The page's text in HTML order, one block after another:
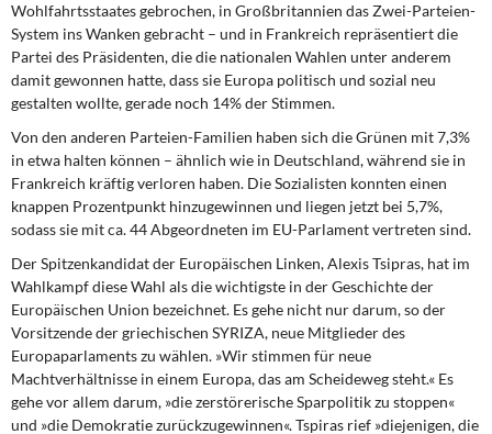
Wohlfahrtsstaates gebrochen, in Großbritannien das Zwei-Parteien-
System ins Wanken gebracht – und in Frankreich repräsentiert die
Partei des Präsidenten, die die nationalen Wahlen unter anderem
damit gewonnen hatte, dass sie Europa politisch und sozial neu
gestalten wollte, gerade noch 14% der Stimmen.
Von den anderen Parteien-Familien haben sich die Grünen mit 7,3%
in etwa halten können – ähnlich wie in Deutschland, während sie in
Frankreich kräftig verloren haben. Die Sozialisten konnten einen
knappen Prozentpunkt hinzugewinnen und liegen jetzt bei 5,7%,
sodass sie mit ca. 44 Abgeordneten im EU-Parlament vertreten sind.
Der Spitzenkandidat der Europäischen Linken, Alexis Tsipras, hat im
Wahlkampf diese Wahl als die wichtigste in der Geschichte der
Europäischen Union bezeichnet. Es gehe nicht nur darum, so der
Vorsitzende der griechischen SYRIZA, neue Mitglieder des
Europaparlaments zu wählen. »Wir stimmen für neue
Machtverhältnisse in einem Europa, das am Scheideweg steht.« Es
gehe vor allem darum, »die zerstörerische Sparpolitik zu stoppen«
und »die Demokratie zurückzugewinnen«. Tspiras rief »diejenigen, die